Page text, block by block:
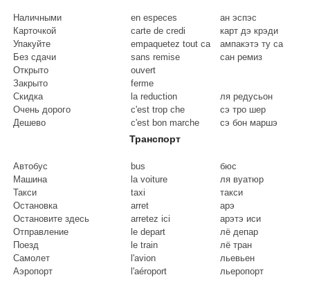
Наличными en especes
ан эспэс
Карточкой
carte de credi
карт дэ крэди
Упакуйте
empaquetez tout ca
ампакэтэ ту са
Без сдачи
sans remise
сан ремиз
Открыто
ouvert
Закрыто
ferme
Скидка
la reduction
ля редусьон
Очень дорого
c'est trop che
сэ тро шер
Дешево
c'est bon marche сэ бон маршэ
Транспорт
Автобус bus
бюс
Машина
la voiture
ля вуатюр
Такси
taxi
такси
Остановка
arret
арэ
Остановите здесь
arretez ici
арэтэ иси
Отправление
le depart
лё депар
Поезд
le train
лё тран
Самолет
l'avion
льевьен
Аэропорт
l'aéroport льеропорт